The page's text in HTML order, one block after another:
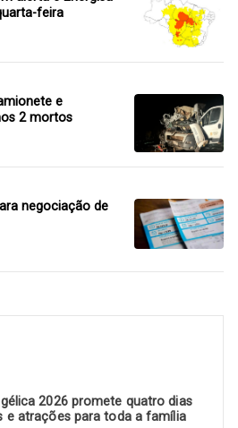
2026 promete quatro dias
e atrações para toda a família
feira
e
2 mortos
negociação de